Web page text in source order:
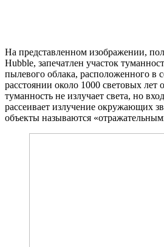
На представленном изображении,
Hubble, запечатлен участок
пылевого облака, расположенного в
расстоянии около 1000 световых лет
туманность не излучает света, но
рассеивает излучение окружающих
объекты называются